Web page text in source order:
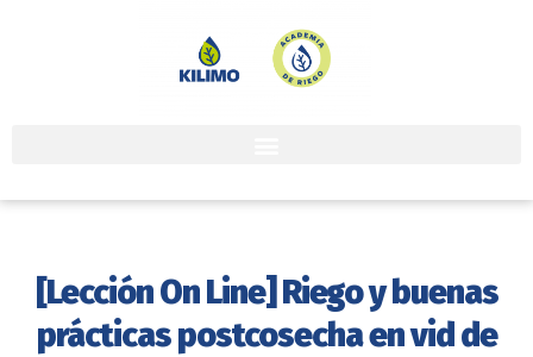
[Lección On Line] Riego y buenas
prácticas postcosecha en vid de